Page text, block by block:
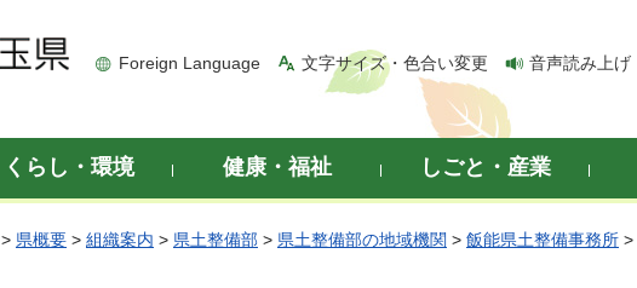
Foreign Language 文字サイズ・色合い変更 音声読み上げ
くらし・環境 健康・福祉 しごと・産業
> 県概要 > 組織案内 > 県土整備部 > 県土整備部の地域機関 > 飯能県土整備事務所 >